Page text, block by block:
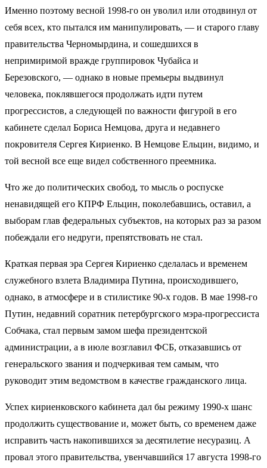
Именно поэтому весной 1998-го он уволил или отодвинул от
себя всех, кто пытался им манипулировать, — и старого главу
правительства Черномырдина, и сошедшихся в
непримиримой вражде группировок Чубайса и
Березовского, — однако в новые премьеры выдвинул
человека, поклявшегося продолжать идти путем
прогрессистов, а следующей по важности фигурой в его
кабинете сделал Бориса Немцова, друга и недавнего
покровителя Сергея Кириенко. В Немцове Ельцин, видимо, и
той весной все еще видел собственного преемника.
Что же до политических свобод, то мысль о роспуске
ненавидящей его КПРФ Ельцин, поколебавшись, оставил, а
выборам глав федеральных субъектов, на которых раз за разом
побеждали его недруги, препятствовать не стал.
Краткая первая эра Сергея Кириенко сделалась и временем
служебного взлета Владимира Путина, происходившего,
однако, в атмосфере и в стилистике 90-х годов. В мае 1998-го
Путин, недавний соратник петербургского мэра-прогрессиста
Собчака, стал первым замом шефа президентской
администрации, а в июле возглавил ФСБ, отказавшись от
генеральского звания и подчеркивая тем самым, что
руководит этим ведомством в качестве гражданского лица.
Успех кириенковского кабинета дал бы режиму 1990-х шанс
продолжить существование и, может быть, со временем даже
исправить часть накопившихся за десятилетие несуразиц. А
провал этого правительства, увенчавшийся 17 августа 1998-го